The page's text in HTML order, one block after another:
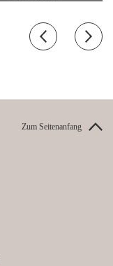
Zum Seitenanfang